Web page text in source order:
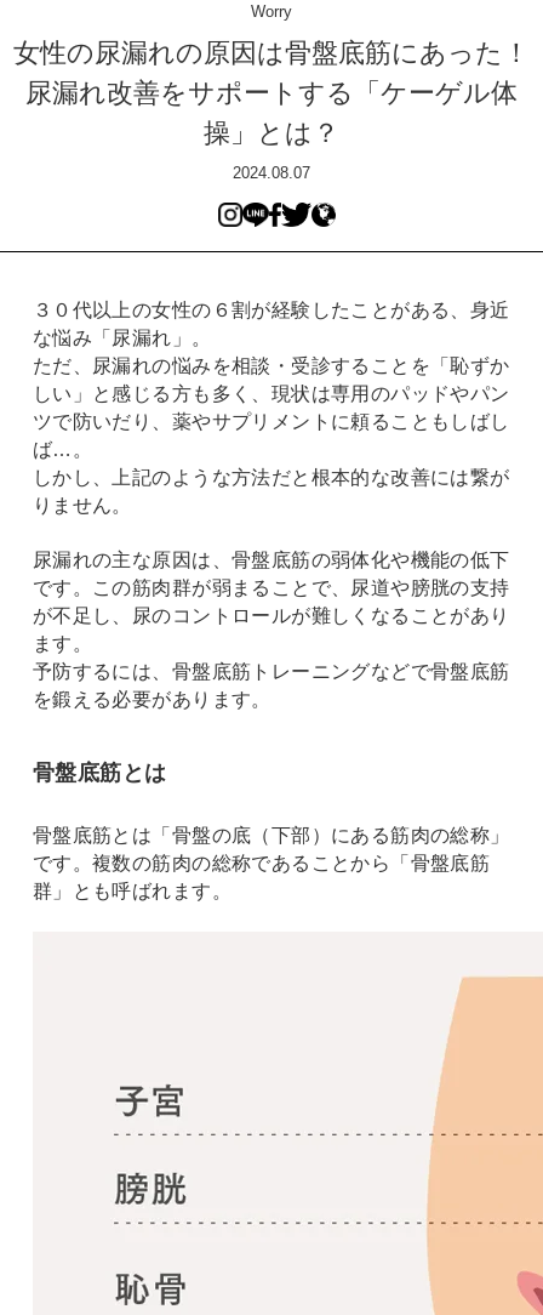
Worry
女性の尿漏れの原因は骨盤底筋にあった！
尿漏れ改善をサポートする「ケーゲル体
操」とは？
2024.08.07
３０代以上の女性の６割が経験したことがある、身近
な悩み「尿漏れ」。
ただ、尿漏れの悩みを相談・受診することを「恥ずか
しい」と感じる方も多く、現状は専用のパッドやパン
ツで防いだり、薬やサプリメントに頼ることもしばし
ば…。
しかし、上記のような方法だと根本的な改善には繋が
りません。
尿漏れの主な原因は、骨盤底筋の弱体化や機能の低下
です。この筋肉群が弱まることで、尿道や膀胱の支持
が不足し、尿のコントロールが難しくなることがあり
ます。
予防するには、骨盤底筋トレーニングなどで骨盤底筋
を鍛える必要があります。
骨盤底筋とは
骨盤底筋とは「骨盤の底（下部）にある筋肉の総称」
です。複数の筋肉の総称であることから「骨盤底筋
群」とも呼ばれます。